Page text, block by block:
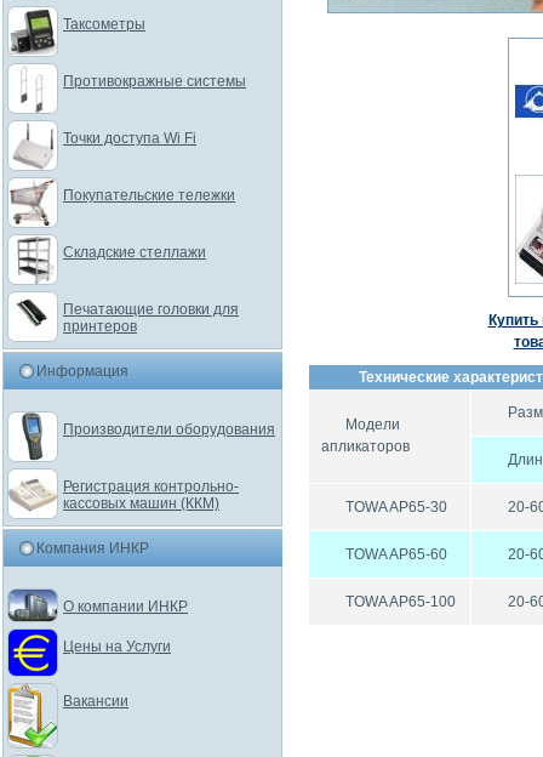
Технические
Модели
апликаторов
TOWA AP65-30 20-
TOWA AP65-60 20-
TOWA AP65-100 20-
Таксометры
Противокражные системы
Точки доступа Wi Fi
Покупательские тележки
Складские стеллажи
Печатающие головки для
принтеров
Информация
Производители оборудования
Регистрация контрольно-
кассовых машин (ККМ)
Компания ИНКР
О компании ИНКР
Цены на Услуги
Вакансии